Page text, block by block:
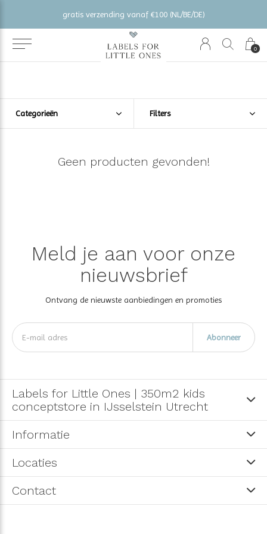
0
gratis verzending vanaf €100 (NL/BE/DE)
Categorieën Filters
Geen producten gevonden!
Meld je aan voor onze
nieuwsbrief
Ontvang de nieuwste aanbiedingen en promoties
Abonneer
Labels for Little Ones | 350m2 kids
conceptstore in IJsselstein Utrecht
Informatie
Locaties
Contact